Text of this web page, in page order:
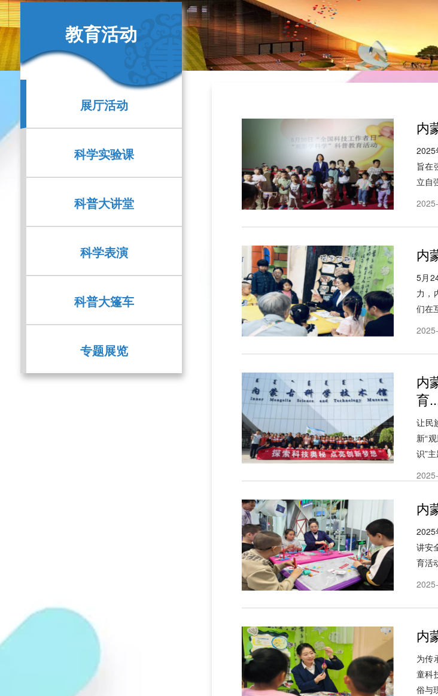
教育活动
展厅活动
科学实验课
科普大讲堂
科学表演
科普大篷车
专题展览
内
2025
旨在
立自
内
5月
力，
们在
内
育
让民
新“
识”
内
2025
讲安
育活
内
为传
童科
俗与